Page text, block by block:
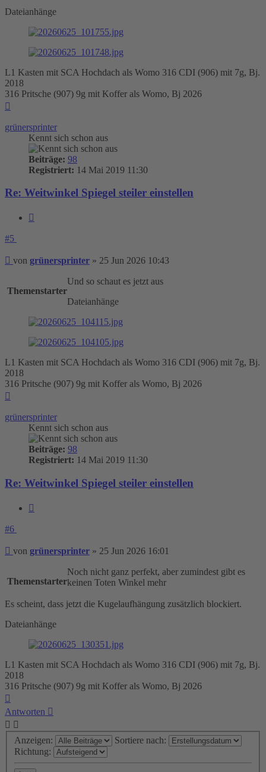
Dateianhänge
L1 Kasten mit SCA Hochdach als Womo 316 CDI (906) mit 7g, Bj.
2018
316 Pritsche (907) 9g mit Koffer als Womo, Bj 2026
grünersprinter
Kennt sich schon aus
Beiträge: 98
Registriert: 14 Mai 2019 11:30
Re: Weitwinkel Spiegel steiler einstellen
#5
Beitrag
von grünersprinter » 25 Jun 2026 10:43
Themenstarter
Und so schaut es jetzt aus
Dateianhänge
L1 Kasten mit SCA Hochdach als Womo 316 CDI (906) mit 7g, Bj.
2018
316 Pritsche (907) 9g mit Koffer als Womo, Bj 2026
grünersprinter
Kennt sich schon aus
Beiträge: 98
Registriert: 14 Mai 2019 11:30
Re: Weitwinkel Spiegel steiler einstellen
#6
Beitrag
von grünersprinter » 25 Jun 2026 16:01
Themenstarter
Noch nicht ganz perfekt, aber zumindest gibt es
keinen Toten Winkel mehr
Es scheint, dass jetzt die Kugelaufhängung zusätzlich blockiert.
Dateianhänge
L1 Kasten mit SCA Hochdach als Womo 316 CDI (906) mit 7g, Bj.
2018
316 Pritsche (907) 9g mit Koffer als Womo, Bj 2026
Antworten
Anzeigen:
Sortiere nach:
Richtung: